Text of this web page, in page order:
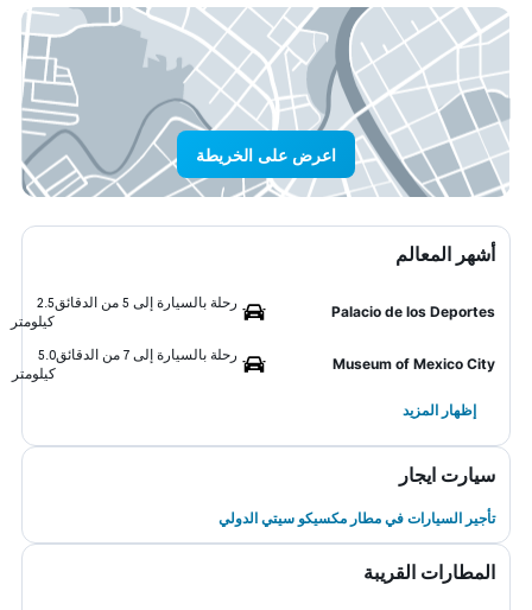
اعرض على الخريطة
أشهر المعالم
Palacio de los Deportes
رحلة بالسيارة إلى 5 من الدقائق
2.5
كيلومتر
Museum of Mexico City
رحلة بالسيارة إلى 7 من الدقائق
5.0
كيلومتر
إظهار المزيد
سيارت ايجار
تأجير السيارات في مطار مكسيكو سيتي الدولي
المطارات القريبة